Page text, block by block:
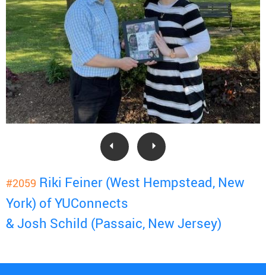
#2059 Riki Feiner (West Hempstead, New
York) of YUConnects
& Josh Schild (Passaic, New Jersey)